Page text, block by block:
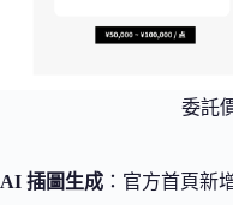
委託
AI 插圖生成 ：官方首頁新